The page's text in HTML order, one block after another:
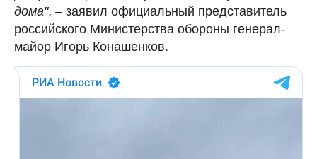
дома", – заявил официальный представитель
российского Министерства обороны генерал-
майор Игорь Конашенков.